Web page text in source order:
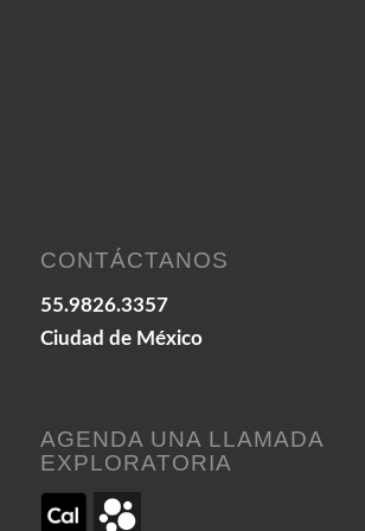
CONTÁCTANOS
55.9826.3357
Ciudad de México
AGENDA UNA LLAMADA
EXPLORATORIA